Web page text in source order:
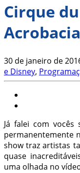
Cirque
30 de janeiro de
e Disney,
Já falei com
permanentemente
show traz artistas
quase
uma olhada no